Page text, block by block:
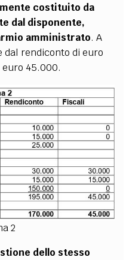
costituito da
dal disponente,
amministrato. A
rendiconto di euro
45.000.
2
dello stesso